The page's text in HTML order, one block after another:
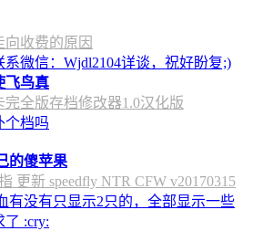
收费的原因
微信：Wjdl2104详谈，祝好盼复;)
飞鸟真
全版存档修改器1.0汉化版
个档吗
的傻苹果
更新 speedfly NTR CFW v20170315
有没有只显示2只的，全部显示一些
:cry: